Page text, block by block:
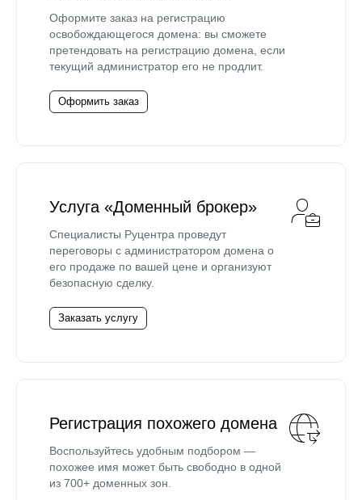
Оформите заказ на регистрацию
освобождающегося домена: вы сможете
претендовать на регистрацию домена, если
текущий администратор его не продлит.
Оформить заказ
Услуга «Доменный брокер»
Специалисты Руцентра проведут
переговоры с администратором домена о
его продаже по вашей цене и организуют
безопасную сделку.
Заказать услугу
Регистрация похожего домена
Воспользуйтесь удобным подбором —
похожее имя может быть свободно в одной
из 700+ доменных зон.